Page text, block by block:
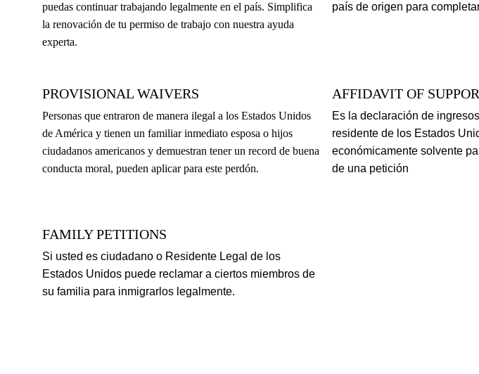
FAMILY PETITIONS
Si usted es ciudadano o Residente Legal de los
Estados Unidos puede reclamar a ciertos miembros de
su familia para inmigrarlos legalmente.
país de origen para
PROVISIONAL WAIVERS
​Personas que entraron de manera ilegal a los Estados Unidos
de América y tienen un familiar inmediato esposa o hijos
ciudadanos americanos y demuestran tener un record de buena
conducta moral, pueden aplicar para este perdón.
AFFIDAVIT OF
​Es la declaración de
residente de los Estados
económicamente solvente
de una petición
puedas continuar trabajando legalmente en el país. Simplifica
la renovación de tu permiso de trabajo con nuestra ayuda
experta.